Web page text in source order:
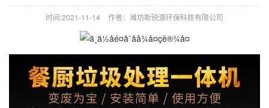
时间:2021-11-14 作者：潍坊斯锐源环保科技有限公司